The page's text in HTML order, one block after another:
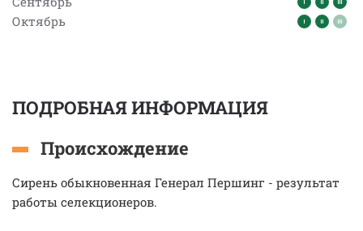
Октябрь
ПОДРОБНАЯ ИНФОРМАЦИЯ
Происхождение
Сирень обыкновенная Генерал Першинг - результат
работы селекционеров.